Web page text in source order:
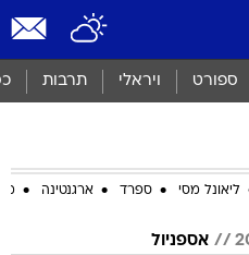
ספורט ויראלי תרבות
ליאונל מסי ספרד ארגנטינה
אספניול